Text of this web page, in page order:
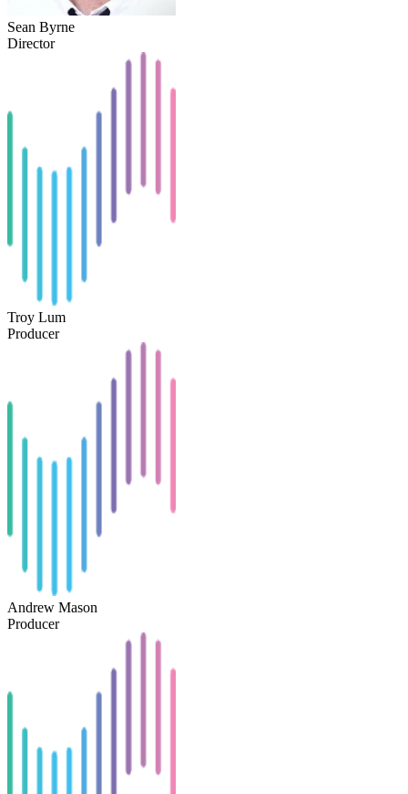
Sean Byrne
Director
Troy Lum
Producer
Andrew Mason
Producer